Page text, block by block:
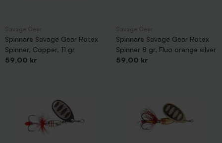
Spinnare Savage Gear Rotex
Spinner, Copper, 11 gr
Pris
59,00 kr
Spinnare Savage Gear Rotex
Spinner 8 gr, Fluo orange silver
Pris
59,00 kr